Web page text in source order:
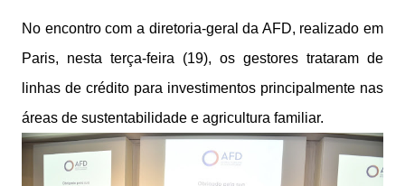
No encontro com a diretoria-geral da AFD, realizado em
Paris, nesta terça-feira (19), os gestores trataram de
linhas de crédito para investimentos principalmente nas
áreas de sustentabilidade e agricultura familiar.